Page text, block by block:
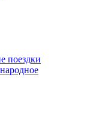
поездки